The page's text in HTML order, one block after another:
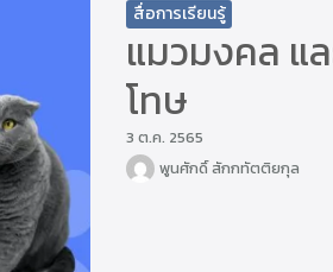
สื่อการเรียนรู้
แมวมงคล แ
โทษ
3 ต.ค. 2565
พูนศักดิ์ สักกทัตติยกุล